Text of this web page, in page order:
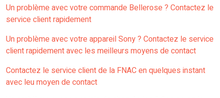
Un problème avec votre commande Bellerose ? Contactez le
service client rapidement
Un problème avec votre appareil Sony ? Contactez le service
client rapidement avec les meilleurs moyens de contact
Contactez le service client de la FNAC en quelques instant
avec leu moyen de contact